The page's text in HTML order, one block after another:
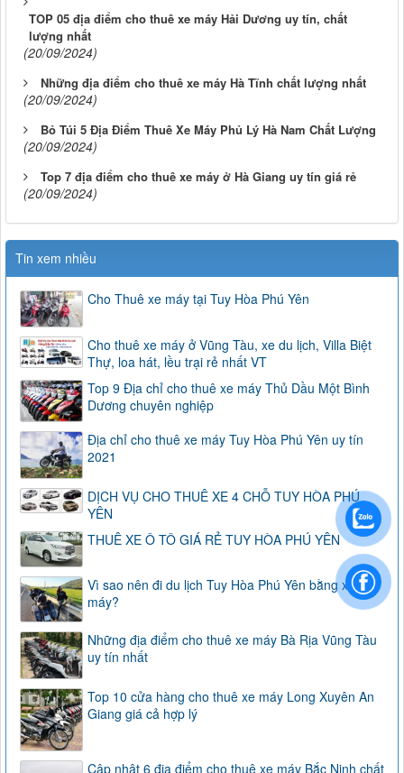
TOP 05 địa điểm cho thuê xe máy Hải Dương uy tín, chất
lượng nhất
(20/09/2024)
Những địa điểm cho thuê xe máy Hà Tĩnh chất lượng nhất
(20/09/2024)
Bỏ Túi 5 Địa Điểm Thuê Xe Máy Phủ Lý Hà Nam Chất Lượng
(20/09/2024)
Top 7 địa điểm cho thuê xe máy ở Hà Giang uy tín giá rẻ
(20/09/2024)
Tin xem nhiều
Cho Thuê xe máy tại Tuy Hòa Phú Yên
Cho thuê xe máy ở Vũng Tàu, xe du lịch, Villa Biệt
Thự, loa hát, lều trại rẻ nhất VT
Top 9 Địa chỉ cho thuê xe máy Thủ Dầu Một Bình
Dương chuyên nghiệp
Địa chỉ cho thuê xe máy Tuy Hòa Phú Yên uy tín
2021
DỊCH VỤ CHO THUÊ XE 4 CHỖ TUY HÒA PHÚ
YÊN
THUÊ XE Ô TÔ GIÁ RẺ TUY HÒA PHÚ YÊN
Vì sao nên đi du lịch Tuy Hòa Phú Yên bằng xe
máy?
Những địa điểm cho thuê xe máy Bà Rịa Vũng Tàu
uy tín nhất
Top 10 cửa hàng cho thuê xe máy Long Xuyên An
Giang giá cả hợp lý
Cập nhật 6 địa điểm cho thuê xe máy Bắc Ninh chất